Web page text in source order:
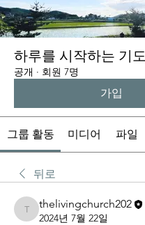
하루를 시작하는 기도
공개 · 회원 7명
가입
그룹 활동 미디어 파일
뒤로
thelivingchurch202
thelivingchurch202
2024년 7월 22일